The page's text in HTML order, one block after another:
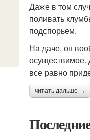
Даже в том
поливать
подспорьем.
На даче, он
осуществимое.
все равно
читать дальше →